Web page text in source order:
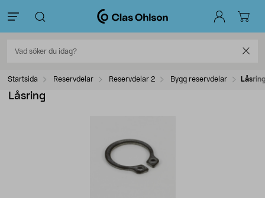
Startsida Reservdelar Reservdelar 2 Bygg reservdelar
Låsring